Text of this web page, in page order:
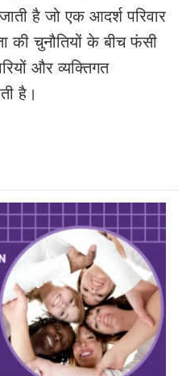
है जो एक आदर्श परिवार
की चुनौतियों के बीच फंसी
और व्यक्तिगत
है।